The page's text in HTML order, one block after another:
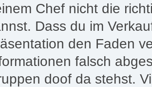
Chef nicht die
Dass du im
den Faden
falsch
doof da stehst.